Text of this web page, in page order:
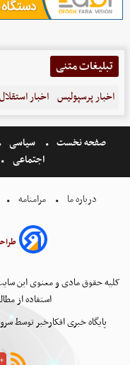
تبلیغات متنی
اخبار پرسپولیس اخبار استقلال
صفحه نخست سیاسی
اجتماعی
درباره ما مرامنامه
کلیه حقوق مادی و معنوی این
استفاده از
پایگاه خبری افکارخبر توسط